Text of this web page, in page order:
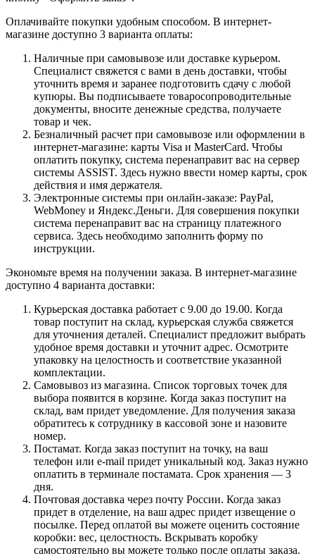
Оплачивайте покупки удобным способом. В интернет-
магазине доступно 3 варианта оплаты:
Наличные при самовывозе или доставке курьером.
Специалист свяжется с вами в день доставки, чтобы
уточнить время и заранее подготовить сдачу с любой
купюры. Вы подписываете товаросопроводительные
документы, вносите денежные средства, получаете
товар и чек.
Безналичный расчет при самовывозе или оформлении в
интернет-магазине: карты Visa и MasterCard. Чтобы
оплатить покупку, система перенаправит вас на сервер
системы ASSIST. Здесь нужно ввести номер карты, срок
действия и имя держателя.
Электронные системы при онлайн-заказе: PayPal,
WebMoney и Яндекс.Деньги. Для совершения покупки
система перенаправит вас на страницу платежного
сервиса. Здесь необходимо заполнить форму по
инструкции.
Экономьте время на получении заказа. В интернет-магазине
доступно 4 варианта доставки:
Курьерская доставка работает с 9.00 до 19.00. Когда
товар поступит на склад, курьерская служба свяжется
для уточнения деталей. Специалист предложит выбрать
удобное время доставки и уточнит адрес. Осмотрите
упаковку на целостность и соответствие указанной
комплектации.
Самовывоз из магазина. Список торговых точек для
выбора появится в корзине. Когда заказ поступит на
склад, вам придет уведомление. Для получения заказа
обратитесь к сотруднику в кассовой зоне и назовите
номер.
Постамат. Когда заказ поступит на точку, на ваш
телефон или e-mail придет уникальный код. Заказ нужно
оплатить в терминале постамата. Срок хранения — 3
дня.
Почтовая доставка через почту России. Когда заказ
придет в отделение, на ваш адрес придет извещение о
посылке. Перед оплатой вы можете оценить состояние
коробки: вес, целостность. Вскрывать коробку
самостоятельно вы можете только после оплаты заказа.